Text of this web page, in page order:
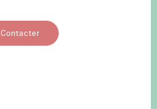
Contacter